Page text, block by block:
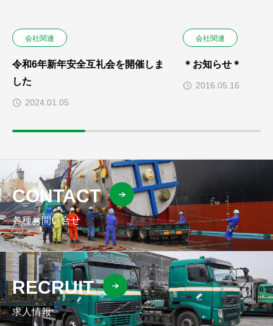
会社関連
令和6年新年安全互礼会を開催しま
した
2024.01.05
会社関連
＊お知らせ＊
2016.05.16
CONTACT
各種お問い合せ
RECRUIT
求人情報